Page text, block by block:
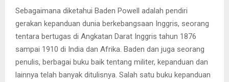
Sebagaimana diketahui Baden Powell adalah pendiri
gerakan kepanduan dunia berkebangsaan Inggris, seorang
tentara bertugas di Angkatan Darat Inggris tahun 1876
sampai 1910 di India dan Afrika. Baden dan juga seorang
penulis, berbagai buku baik tentang militer, kepanduan dan
lainnya telah banyak ditulisnya. Salah satu buku kepanduan